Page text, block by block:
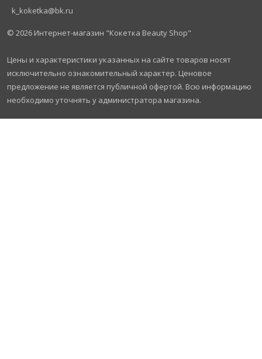
k_koketka@bk.ru
© 2026 Интернет-магазин "Кокетка Beauty Shop"
Цены и характеристики указанных на сайте товаров носят
исключительно ознакомительный характер. Ценовое
предложение не является публичной офертой. Всю информацию
необходимо уточнять у администратора магазина.